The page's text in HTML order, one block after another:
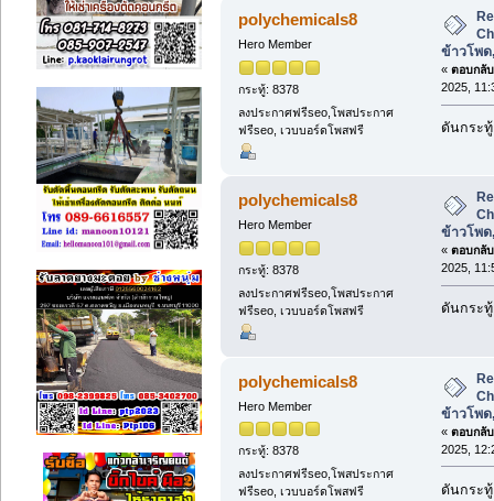
ข้าวโพด, โคลีนคลอไรด์ผง (อ่าน
polychemicals8
Hero Member
กระทู้: 8378
ลงประกาศฟรีseo,โพสประกาศ
ฟรีseo, เวบบอร์ดโพสฟรี
ข้าวโพด
« ตอบกลั
2025,
ดันกระ
polychemicals8
Hero Member
กระทู้: 8378
ลงประกาศฟรีseo,โพสประกาศ
ฟรีseo, เวบบอร์ดโพสฟรี
ข้าวโพด
« ตอบกลั
2025,
ดันกระ
polychemicals8
Hero Member
กระทู้: 8378
ลงประกาศฟรีseo,โพสประกาศ
ฟรีseo, เวบบอร์ดโพสฟรี
ข้าวโพด
« ตอบกลั
2025,
ดันกระ